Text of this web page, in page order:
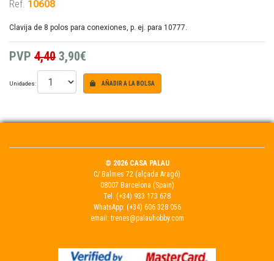
Ref. 10608
Clavija de 8 polos para conexiones, p. ej. para 10777.
PVP 4,40 3,90€
Unidades: AÑADIR A LA BOLSA
© 2026 CASA PALAU
C/ Balmes 72 (alçada Aragó)
08007 Barcelona (Spain)
Tel. (+34) 933 173 678
WhatsApp: (+34) 606 328 056
email: trenes@palauhobby.com